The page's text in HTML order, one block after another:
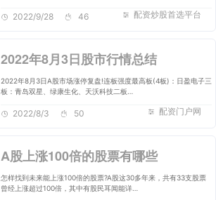
配资炒股首选平台
2022/9/28 46
2022年8月3日股市行情总结
2022年8月3日A股市场涨停复盘!连板强度最高板(4板)：日盈电子三
板：青岛双星、绿康生化、天沃科技二板…
配资门户网
2022/8/3 50
A股上涨100倍的股票有哪些
怎样找到未来能上涨100倍的股票?A股这30多年来，共有33支股票
曾经上涨超过100倍，其中有股民耳闻能详…